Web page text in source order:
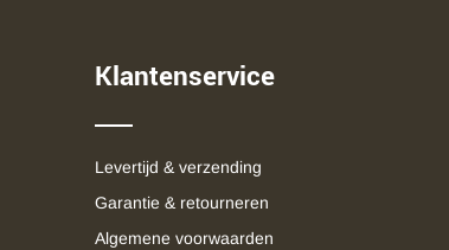
Klantenservice
Levertijd & verzending
Garantie & retourneren
Algemene voorwaarden